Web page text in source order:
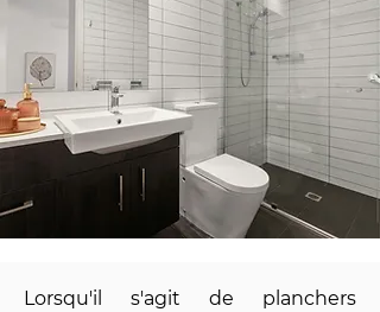
Lorsqu'il s'agit de planchers